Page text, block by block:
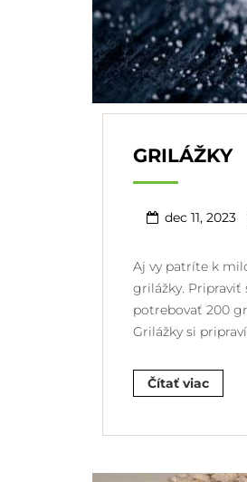
GRILÁŽKY
dec 11, 2023
Aj vy patríte k
grilážky. Pripraviť
potrebovať 200
Grilážky si
Čítať viac